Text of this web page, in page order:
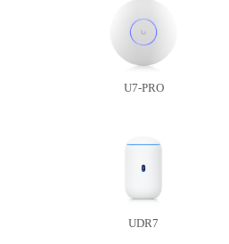
U7-PRO
UDR7